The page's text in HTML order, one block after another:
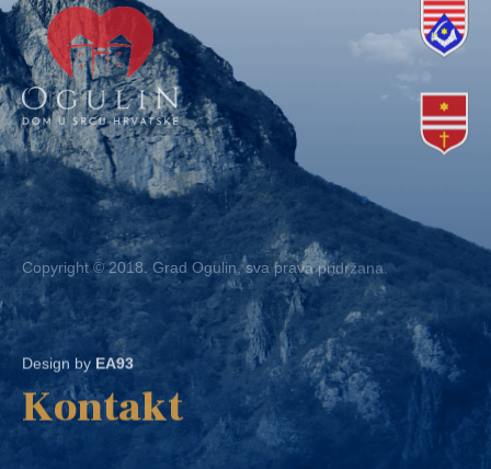
Copyright © 2018. Grad Ogulin, sva prava pridržana.
Design byEA93
Kontakt
Ured: Ulica B.Frankopana 11, 47300 Ogulin